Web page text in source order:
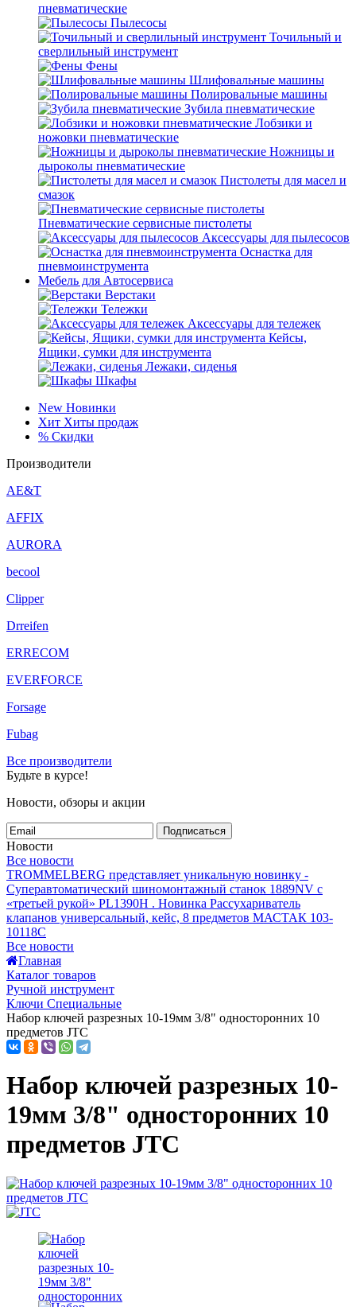
пневматические
Пылесосы
Точильный и
сверлильный инструмент
Фены
Шлифовальные машины
Полировальные машины
Зубила пневматические
Лобзики и
ножовки пневматические
Ножницы и
дыроколы пневматические
Пистолеты для масел и
смазок
Пневматические сервисные пистолеты
Аксессуары для пылесосов
Оснастка для
пневмоинструмента
Мебель для Автосервиса
Верстаки
Тележки
Аксессуары для тележек
Кейсы,
Ящики, сумки для инструмента
Лежаки, сиденья
Шкафы
New Новинки
Хит Хиты продаж
% Скидки
Производители
AE&T
AFFIX
AURORA
becool
Clipper
Drreifen
ERRECOM
EVERFORCE
Forsage
Fubag
Все производители
Будьте в курсе!
Новости, обзоры и акции
Подписаться
Новости
Все новости
TROMMELBERG представляет уникальную новинку -
Суперавтоматический шиномонтажный станок 1889NV с
«третьей рукой» PL1390H . Новинка Рассухариватель
клапанов универсальный, кейс, 8 предметов МАСТАК 103-
10118C
Все новости
Главная
Каталог товаров
Ручной инструмент
Ключи Специальные
Набор ключей разрезных 10-19мм 3/8" односторонних 10
предметов JTC
Набор ключей разрезных 10-
19мм 3/8" односторонних 10
предметов JTC